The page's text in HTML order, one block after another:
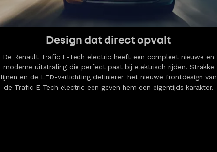
Design dat direct opvalt
De Renault Trafic E-Tech electric heeft een compleet nieuwe en
moderne uitstraling die perfect past bij elektrisch rijden. Strakke
lijnen en de LED-verlichting definieren het nieuwe frontdesign van
de Trafic E-Tech electric een geven hem een eigentijds karakter.